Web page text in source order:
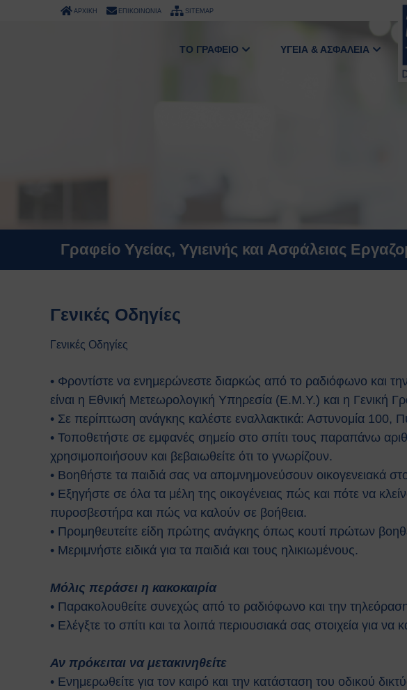
ΑΡΧΙΚΗ ΕΠΙΚΟΙΝΩΝΙΑ SITEMAP
ΤΟ ΓΡΑΦΕΙΟ ΥΓΕΙΑ & ΑΣΦΑΛΕΙΑ
Γραφείο Υγείας, Υγιεινής και Ασφάλειας
Γενικές Οδηγίες
Γενικές Οδηγίες
• Φροντίστε να ενημερώνεστε διαρκώς από το ραδιόφωνο και
είναι η Εθνική Μετεωρολογική Υπηρεσία (Ε.Μ.Υ.) και η Γενική
• Σε περίπτωση ανάγκης καλέστε εναλλακτικά: Αστυνομία
• Τοποθετήστε σε εμφανές σημείο στο σπίτι τους παραπάνω
χρησιμοποιήσουν και βεβαιωθείτε ότι το γνωρίζουν.
• Βοηθήστε τα παιδιά σας να απομνημονεύσουν οικογενειακά
• Εξηγήστε σε όλα τα μέλη της οικογένειας πώς και πότε να
πυροσβεστήρα και πώς να καλούν σε βοήθεια.
• Προμηθευτείτε είδη πρώτης ανάγκης όπως κουτί πρώτων
• Μεριμνήστε ειδικά για τα παιδιά και τους ηλικιωμένους.
Μόλις περάσει η κακοκαιρία
• Παρακολουθείτε συνεχώς από το ραδιόφωνο και την
• Ελέγξτε το σπίτι και τα λοιπά περιουσιακά σας στοιχεία για να
Αν πρόκειται να μετακινηθείτε
• Ενημερωθείτε για τον καιρό και την κατάσταση του οδικού